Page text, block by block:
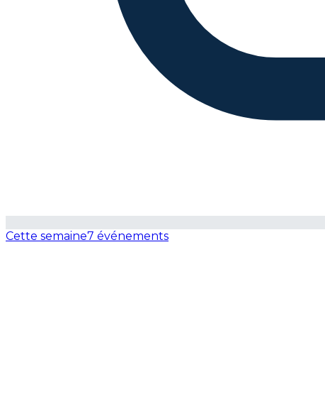
Cette semaine7 événements